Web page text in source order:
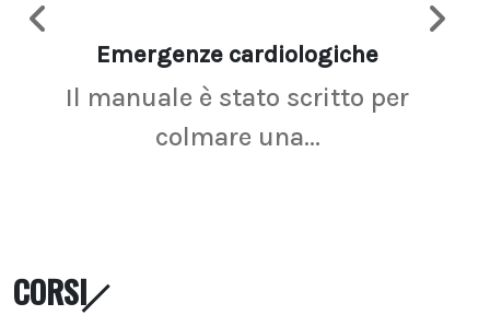
Emergenze cardiologiche
Il manuale è stato scritto per
colmare una...
CORSI